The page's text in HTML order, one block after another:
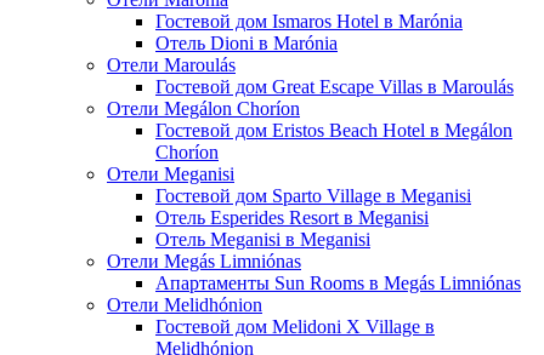
Гостевой дом Ismaros Hotel в Marónia
Отель Dioni в Marónia
Отели Maroulás
Гостевой дом Great Escape Villas в Maroulás
Отели Megálon Choríon
Гостевой дом Eristos Beach Hotel в Megálon
Choríon
Отели Meganisi
Гостевой дом Sparto Village в Meganisi
Отель Esperides Resort в Meganisi
Отель Meganisi в Meganisi
Отели Megás Limniónas
Апартаменты Sun Rooms в Megás Limniónas
Отели Melidhónion
Гостевой дом Melidoni X Village в
Melidhónion